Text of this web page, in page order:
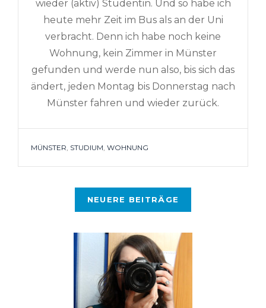
wieder (aktiv) Studentin. Und so habe ich
heute mehr Zeit im Bus als an der Uni
verbracht. Denn ich habe noch keine
Wohnung, kein Zimmer in Münster
gefunden und werde nun also, bis sich das
ändert, jeden Montag bis Donnerstag nach
Münster fahren und wieder zurück.
TAGS
MÜNSTER STUDIUM WOHNUNG
Beitragsnavigation
NEUERE BEITRÄGE